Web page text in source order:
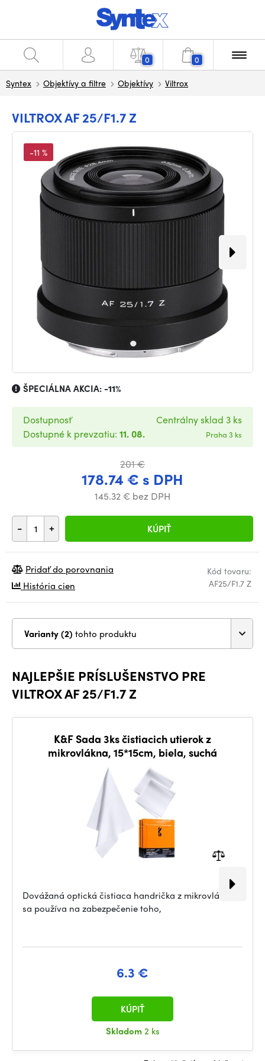
0 0
Syntex Objektívy a filtre Objektívy Viltrox
VILTROX AF 25/F1.7 Z
-11 %
ŠPECIÁLNA AKCIA:-11%
201 €
178.74 € s DPH
145.32 € bez DPH
- + KÚPIŤ
Dostupnosť
Dostupné k prevzatiu: 11. 08.
Centrálny sklad 3 ks
Praha 3 ks
Kód tovaru:
AF25/F1.7 Z
Pridať do porovnania
História cien
Varianty (2) tohto produktu
NAJLEPŠIE PRÍSLUŠENSTVO PRE
VILTROX AF 25/F1.7 Z
K&F Sada 3ks čistiacich utierok z
mikrovlákna, 15*15cm, biela, suchá
Dovážaná optická čistiaca handrička z mikrovlákna
sa používa na zabezpečenie toho,
6.3 €
Skladom2 ks
KÚPIŤ